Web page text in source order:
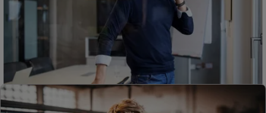
Sehen Sie auf einen Blick Ihre Versicherungen bei ERGO,
dem ERGO Rechtsschutz und der DKV.
Zum Kundenportal
Kontakt